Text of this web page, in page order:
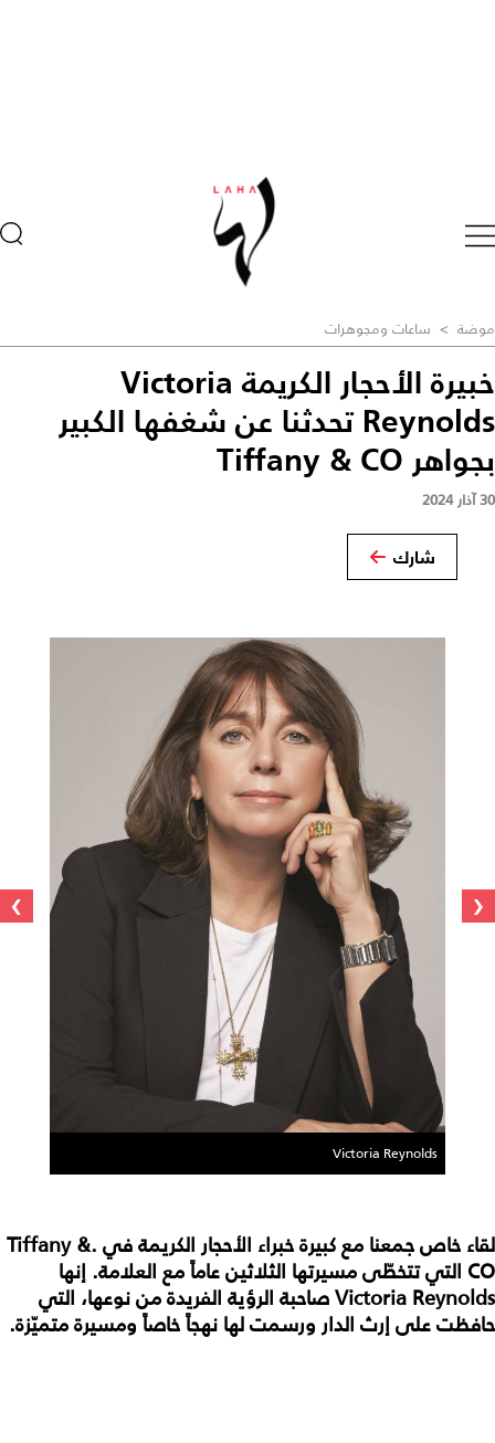
موضة > ساعات ومجوهرات
خبيرة الأحجار الكريمة Victoria
Reynolds تحدثنا عن شغفها الكبير
بجواهر Tiffany & CO
30 آذار 2024
شارك
Victoria Reynolds
‹
›
لقاء خاص جمعنا مع كبيرة خبراء الأحجار الكريمة في .Tiffany &
CO التي تتخطّى مسيرتها الثلاثين عاماً مع العلامة. إنها
Victoria Reynolds صاحبة الرؤية الفريدة من نوعها، التي
حافظت على إرث الدار ورسمت لها نهجاً خاصاً ومسيرة متميّزة.